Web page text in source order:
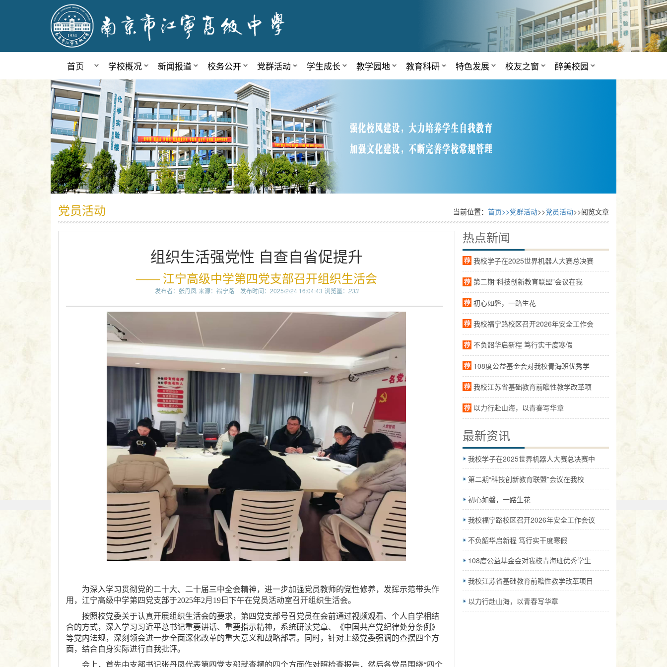
首页 学校概况 新闻报道 校务公开 党群活动 学生成长 教学园地 教育科研 特色发展 校友之窗 醉美校园
党员活动 当前位置： 首页>>党群活动>>党员活动>>阅览文章
组织生活强党性 自查自省促提升
—— 江宁高级中学第四党支部召开组织生活会
发布者：张丹凤 来源：福宁路 发布时间：2025/2/24 16:04:43 浏览量： 233
为深入学习贯彻党的二十大、二十届三中全会精神，进一步加强党员教师的党性修养，发挥示范带头作
用，江宁高级中学第四党支部于2025年2月19日下午在党员活动室召开组织生活会。
按照校党委关于认真开展组织生活会的要求，第四党支部号召党员在会前通过视频观看、个人自学相结
合的方式，深入学习习近平总书记重要讲话、重要指示精神，系统研读党章、《中国共产党纪律处分条例》
等党内法规，深刻领会进一步全面深化改革的重大意义和战略部署。同时，针对上级党委强调的查摆四个方
面，结合自身实际进行自我批评。
会上，首先由支部书记张丹凤代表第四党支部就查摆的四个方面作对照检查报告，然后各党员围绕“四个
热点新闻
我校学子在2025世界机器人大赛总决赛
第二期“科技创新教育联盟”会议在我
初心如磐，一路生花
我校福宁路校区召开2026年安全工作会
不负韶华启新程 笃行实干度寒假
108度公益基金会对我校青海班优秀学
我校江苏省基础教育前瞻性教学改革项
以力行赴山海，以青春写华章
最新资讯
我校学子在2025世界机器人大赛总决赛中
第二期“科技创新教育联盟”会议在我校
初心如磐，一路生花
我校福宁路校区召开2026年安全工作会议
不负韶华启新程 笃行实干度寒假
108度公益基金会对我校青海班优秀学生
我校江苏省基础教育前瞻性教学改革项目
以力行赴山海，以青春写华章